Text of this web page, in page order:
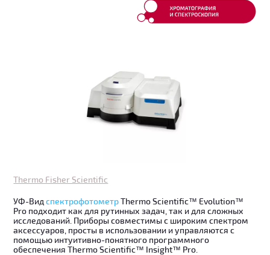
Thermo Fisher Scientific
УФ-ВидспектрофотометрThermo Scientific™ Evolution™
Pro подходит как для рутинных задач, так и для сложных
исследований. Приборы совместимы с широким спектром
аксессуаров, просты в использовании и управляются с
помощью интуитивно-понятного программного
обеспечения Thermo Scientific™ Insight™ Pro.